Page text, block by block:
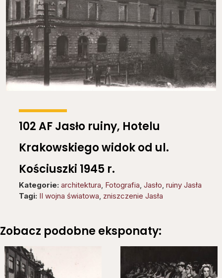
102 AF Jasło ruiny, Hotelu
Krakowskiego widok od ul.
Kościuszki 1945 r.
Kategorie: architektura, Fotografia, Jasło, ruiny Jasła
Tagi: II wojna światowa, zniszczenie Jasła
Zobacz podobne eksponaty: